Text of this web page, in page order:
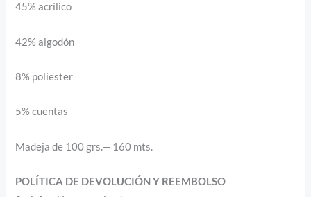
45% acrílico
42% algodón
8% poliester
5% cuentas
Madeja de 100 grs.— 160 mts.
POLÍTICA DE DEVOLUCIÓN Y REEMBOLSO